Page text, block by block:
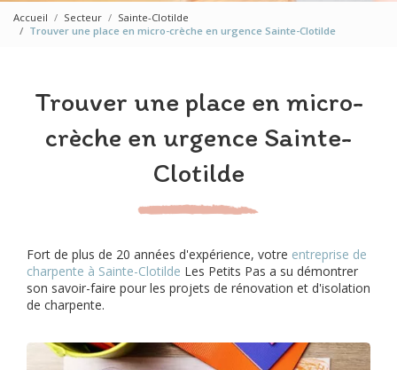
Accueil Secteur
Sainte-Clotilde
Trouver une place en micro-crèche en urgence Sainte-Clotilde
Trouver une place en micro-
crèche en urgence Sainte-
Clotilde
Fort de plus de 20 années d'expérience, votre entreprise de
charpente à Sainte-Clotilde Les Petits Pas a su démontrer
son savoir-faire pour les projets de rénovation et d'isolation
de charpente.